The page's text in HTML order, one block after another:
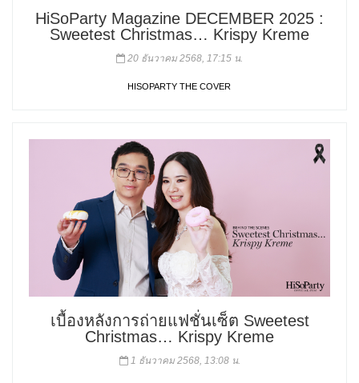
HiSoParty Magazine DECEMBER 2025 :
Sweetest Christmas… Krispy Kreme
20 ธันวาคม 2568, 17:15 น.
HISOPARTY THE COVER
เบื้องหลังการถ่ายแฟชั่นเซ็ต Sweetest
Christmas… Krispy Kreme
1 ธันวาคม 2568, 13:08 น.